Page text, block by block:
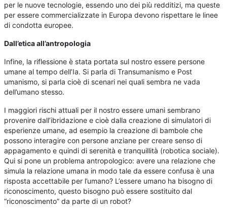
per le nuove tecnologie, essendo uno dei più redditizi, ma queste
per essere commercializzate in Europa devono rispettare le linee
di condotta europee.
Dall’etica all’antropologia
Infine, la riflessione è stata portata sul nostro essere persone
umane al tempo dell’Ia. Si parla di Transumanismo e Post
umanismo, si parla cioè di scenari nei quali sembra ne vada
dell’umano stesso.
I maggiori rischi attuali per il nostro essere umani sembrano
provenire dall’ibridazione e cioè dalla creazione di simulatori di
esperienze umane, ad esempio la creazione di bambole che
possono interagire con persone anziane per creare senso di
appagamento e quindi di serenità e tranquillità (robotica sociale).
Qui si pone un problema antropologico: avere una relazione che
simula la relazione umana in modo tale da essere confusa è una
risposta accettabile per l’umano? L’essere umano ha bisogno di
riconoscimento, questo bisogno può essere sostituito dal
“riconoscimento” da parte di un robot?